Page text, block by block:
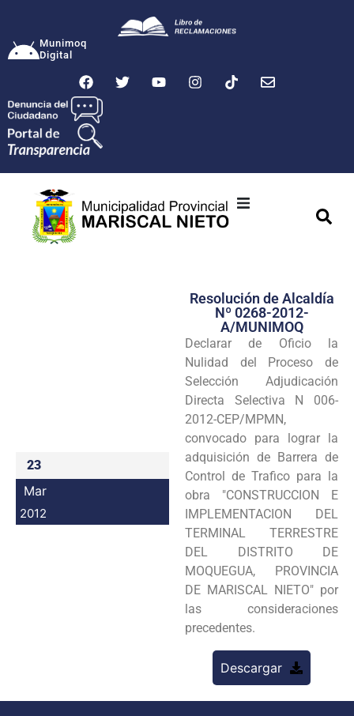
Munimoq
Digital
Transparencia
Seguridad
Programas
Intranet
23
Mar
2012
Resolución de Alcaldía
Nº 0268-2012-
A/MUNIMOQ
Declarar de Oficio la
Nulidad del Proceso de
Selección Adjudicación
Directa Selectiva N 006-
2012-CEP/MPMN,
convocado para lograr la
adquisición de Barrera de
Control de Trafico para la
obra "CONSTRUCCION E
IMPLEMENTACION DEL
TERMINAL TERRESTRE
DEL DISTRITO DE
MOQUEGUA, PROVINCIA
DE MARISCAL NIETO" por
las consideraciones
precedentes.
Descargar